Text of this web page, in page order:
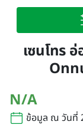
เซนโทร
N/A
ข้อมูล ณ วันที่